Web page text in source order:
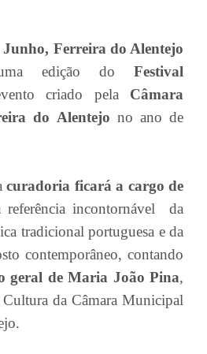
Junho, Ferreira do Alentejo
edição do Festival
criado pela Câmara
do Alentejo no ano de
curadoria ficará a cargo de
incontornável da
tradicional portuguesa e da
contemporâneo, contando
geral de Maria João Pina,
da Câmara Municipal